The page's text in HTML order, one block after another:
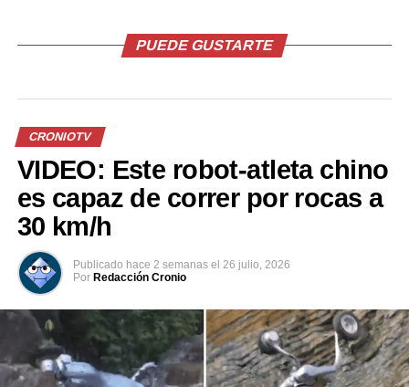
En «CronioTV»
RELATED TOPICS:
UP NEXT
#Envivo El Salvador Today, El Salvador y sus relaciones
con el mundo
DON'T MISS
#Envivo El Salvador Today, con Judith Ochoa
PUEDE GUSTARTE
CRONIOTV
VIDEO: Este robot-atleta chino
es capaz de correr por rocas a
30 km/h
Publicado hace 2 semanas el 26 julio, 2026
Por Redacción Cronio